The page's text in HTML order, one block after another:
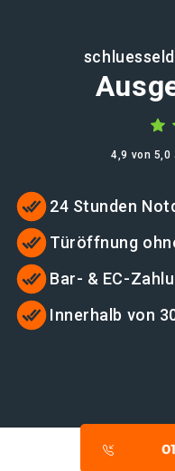
4,9 von 5,0
24 Stunden
Türöffnung
Bar- & EC-
Innerhalb von